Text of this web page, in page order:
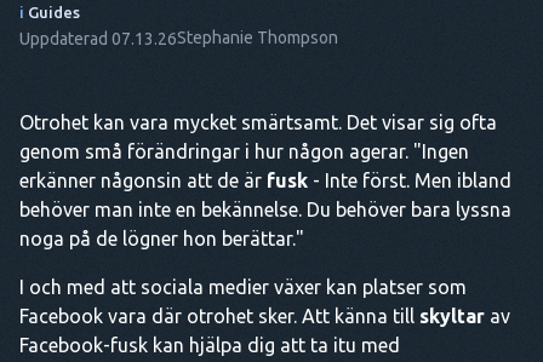
i Guides
Uppdaterad 07.13.26Stephanie Thompson
Otrohet kan vara mycket smärtsamt. Det visar sig ofta
genom små förändringar i hur någon agerar. "Ingen
erkänner någonsin att de är fusk - Inte först. Men ibland
behöver man inte en bekännelse. Du behöver bara lyssna
noga på de lögner hon berättar."
I och med att sociala medier växer kan platser som
Facebook vara där otrohet sker. Att känna till skyltar av
Facebook-fusk kan hjälpa dig att ta itu med